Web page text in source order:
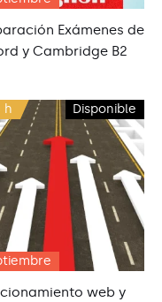
Exámenes de
y Cambridge B2
Disponible
h
web y